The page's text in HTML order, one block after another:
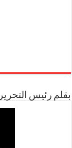
بقلم رئيس التحرير